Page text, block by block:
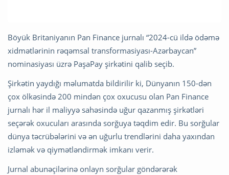
Böyük Britaniyanın Pan Finance jurnalı “2024-cü ildə ödəmə
xidmətlərinin rəqəmsal transformasiyası-Azərbaycan”
nominasiyası üzrə PaşaPay şirkətini qalib seçib.
Şirkətin yaydığı məlumatda bildirilir ki, Dünyanın 150-dən
çox ölkəsində 200 mindən çox oxucusu olan Pan Finance
jurnalı hər il maliyyə sahəsində uğur qazanmış şirkətləri
seçərək oxucuları arasında sorğuya təqdim edir. Bu sorğular
dünya təcrübələrini və ən uğurlu trendlərini daha yaxından
izləmək və qiymətləndirmək imkanı verir.
Jurnal abunəçilərinə onlayn sorğular göndərərək